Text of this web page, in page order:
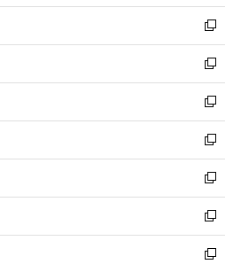
ウ
ィ
ン
ド
ウ
で
開
く
し
い
ウ
ィ
ン
ド
ウ
で
開
く
新
し
い
ウ
ィ
ン
ド
ウ
で
開
く
新
し
い
ウ
ィ
ン
ド
ウ
で
開
く
新
し
い
ウ
ィ
ン
ド
ウ
で
新
し
い
ウ
ィ
ン
ド
新
し
い
ウ
ィ
新
し
い
新